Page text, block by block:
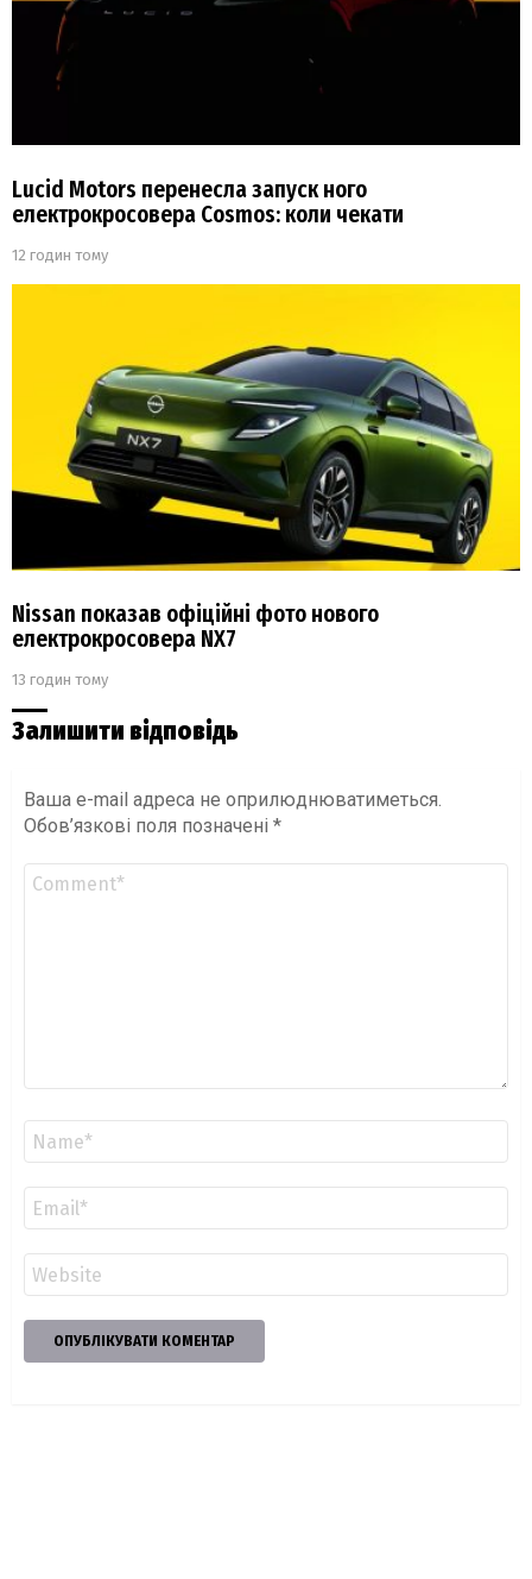
Lucid Motors перенесла запуск ного
електрокросовера Cosmos: коли чекати
12 годин тому
Nissan показав офіційні фото нового
електрокросовера NX7
13 годин тому
Залишити відповідь
Ваша e-mail адреса не оприлюднюватиметься.
Обов’язкові поля позначені *
Коментар